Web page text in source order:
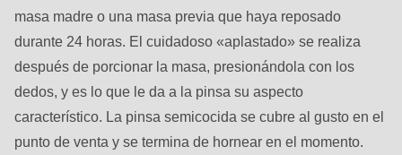
masa madre o una masa previa que haya reposado
durante 24 horas. El cuidadoso «aplastado» se realiza
después de porcionar la masa, presionándola con los
dedos, y es lo que le da a la pinsa su aspecto
característico. La pinsa semicocida se cubre al gusto en el
punto de venta y se termina de hornear en el momento.